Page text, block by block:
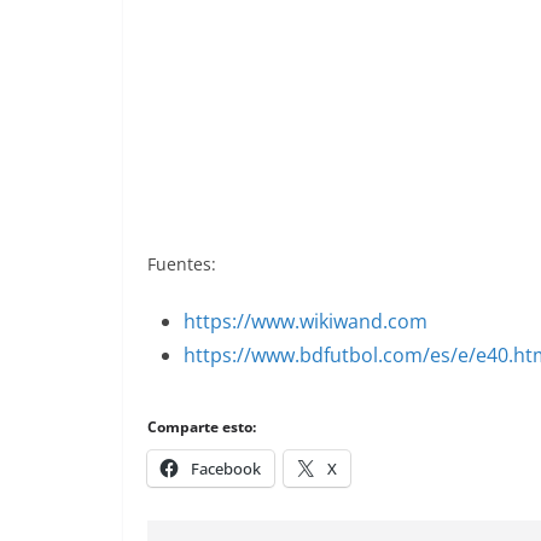
Fuentes:
https://www.wikiwand.com
https://www.bdfutbol.com/es/e/
Comparte esto:
Facebook X